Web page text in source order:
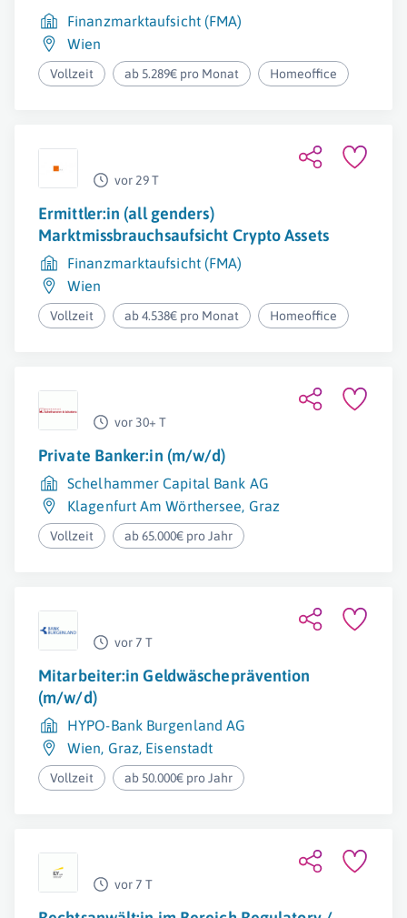
Finanzmarktaufsicht (FMA)
Wien
Vollzeit ab 5.289€ pro Monat Homeoffice
vor 29 T
Ermittler:in (all genders)
Marktmissbrauchsaufsicht Crypto Assets
Finanzmarktaufsicht (FMA)
Wien
Vollzeit ab 4.538€ pro Monat Homeoffice
vor 30+ T
Private Banker:in (m/w/d)
Schelhammer Capital Bank AG
Klagenfurt Am Wörthersee, Graz
Vollzeit ab 65.000€ pro Jahr
vor 7 T
Mitarbeiter:in Geldwäscheprävention
(m/w/d)
HYPO-Bank Burgenland AG
Wien, Graz, Eisenstadt
Vollzeit ab 50.000€ pro Jahr
vor 7 T